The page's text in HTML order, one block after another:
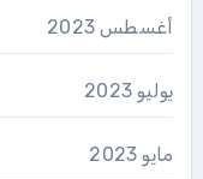
أغسطس 2023
يوليو 2023
مايو 2023